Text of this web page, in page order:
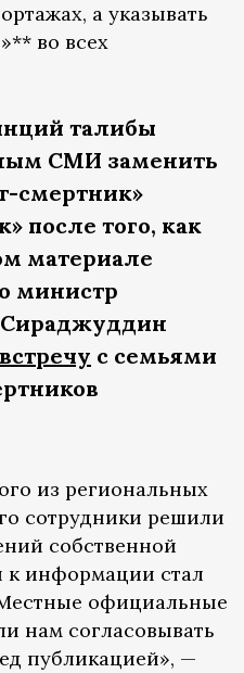
а указывать
во всех
талибы
СМИ заменить
смертник»
после того, как
материале
министр
с семьями
из региональных
сотрудники решили
собственной
к информации стал
официальные
нам согласовывать
публикацией», —